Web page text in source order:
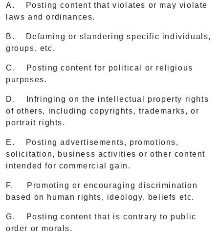
A. Posting content that violates or may violate
laws and ordinances.
B. Defaming or slandering specific individuals,
groups, etc.
C. Posting content for political or religious
purposes.
D. Infringing on the intellectual property rights
of others, including copyrights, trademarks, or
portrait rights.
E. Posting advertisements, promotions,
solicitation, business activities or other content
intended for commercial gain.
F. Promoting or encouraging discrimination
based on human rights, ideology, beliefs etc.
G. Posting content that is contrary to public
order or morals.